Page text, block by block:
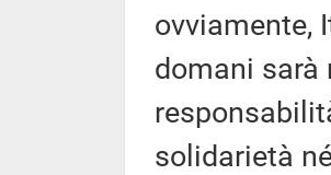
ovviamente,
domani sarà
solidarietà